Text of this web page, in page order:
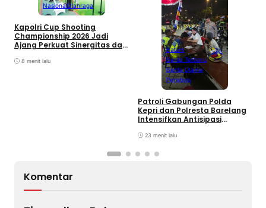
NasionalOlahraga
Kapolri Cup Shooting
Championship 2026 Jadi
Ajang Perkuat Sinergitas dan
8 menit lalu
Batam
Berita Terbaru
Berita Utama
Peristiwa
Patroli Gabungan Polda
Kepri dan Polresta Barelang
Intensifkan Antisipasi
Balap Liar
23 menit lalu
Komentar